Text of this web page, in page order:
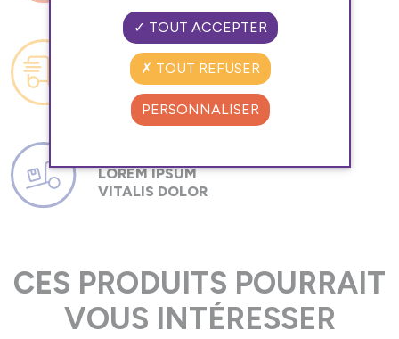
RÉACTIVITÉ
LOREM IPSUM
VITALIS DOLOR
CES PRODUITS POURRAIT
VOUS INTÉRESSER
TOUT ACCEPTER
TOUT REFUSER
PERSONNALISER